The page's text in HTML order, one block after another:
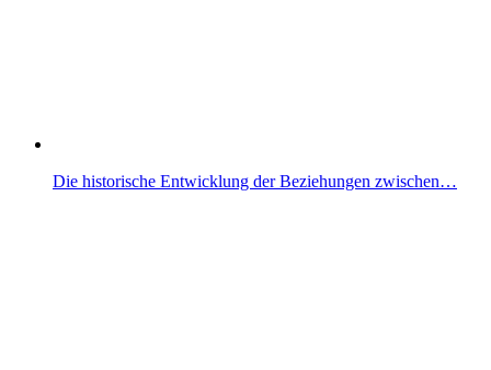
Die historische Entwicklung der Beziehungen zwischen…